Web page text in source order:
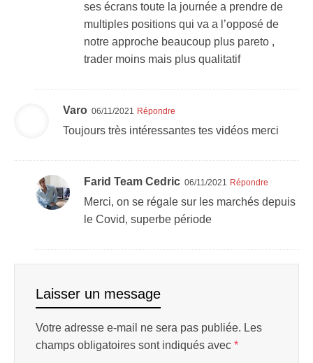
ses écrans toute la journée a prendre de
multiples positions qui va a l’opposé de
notre approche beaucoup plus pareto ,
trader moins mais plus qualitatif
Varo 06/11/2021 Répondre
Toujours très intéressantes tes vidéos merci
Farid Team Cedric 06/11/2021 Répondre
Merci, on se régale sur les marchés depuis
le Covid, superbe période
Laisser un message
Votre adresse e-mail ne sera pas publiée. Les
champs obligatoires sont indiqués avec *